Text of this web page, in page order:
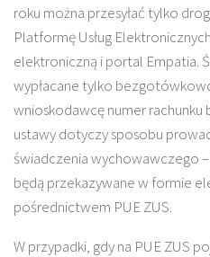
roku można przesyłać tylko
Platformę Usług
elektroniczną i portal Empatia.
wypłacane tylko
wnioskodawcę numer rachunku
ustawy dotyczy sposobu
świadczenia wychowawczego
będą przekazywane w formie
pośrednictwem PUE ZUS.
W przypadki, gdy na PUE ZUS